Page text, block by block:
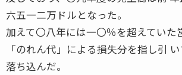
六五一二万ドルとなった。
加えて〇八年には一〇％を超えていた
「のれん代」による損失分を指し引
落ち込んだ。